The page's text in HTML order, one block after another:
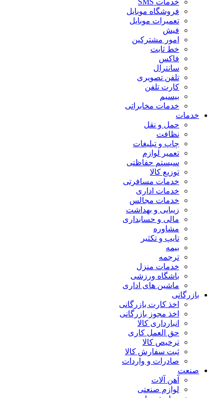
خدمات SMS
فروشگاه موبایل
تعمیرات موبایل
فیش
امور مشترکین
خط ثابت
فاکس
سانترال
تلفن تصویری
کارت تلفن
بیسیم
خدمات مخابراتی
خدمات
حمل و نقل
نظافت
چاپ و تبلیغات
تعمیر لوازم
سیستم حفاظتی
توزیع کالا
خدمات مسافرتی
خدمات اداری
خدمات مجالس
زیبایی و بهداشت
مالی و حسابداری
مشاوره
تایپ و تکثیر
بیمه
ترجمه
خدمات منزل
باشگاه ورزشی
ماشین های اداری
بازرگانی
اخذ کارت بازرگانی
اخذ مجوز بازرگانی
انبارداری کالا
حق العمل کاری
ترخیص کالا
ثبت سفارش کالا
صادرات و واردات
صنعت
آهن آلات
لوازم صنعتی